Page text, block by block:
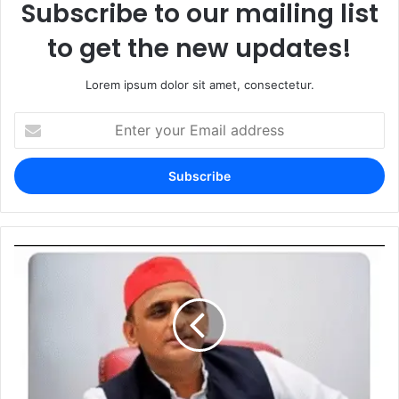
Subscribe to our mailing list
to get the new updates!
Lorem ipsum dolor sit amet, consectetur.